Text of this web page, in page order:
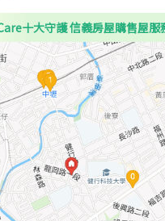
十大守護 信義房屋購售屋服